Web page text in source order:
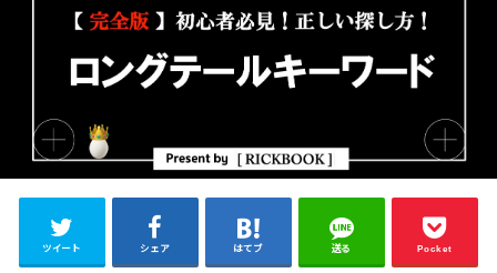
ツイート シェア はてブ 送る Pocket